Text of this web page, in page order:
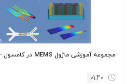
مجموعه آموزشی ماژول MEMS در کامسول – (مثال محور)
01:40